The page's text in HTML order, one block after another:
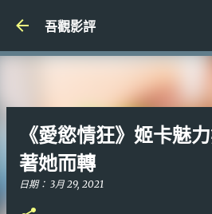
吾觀影評
《愛慾情狂》姬卡魅
著她而轉
日期： 3月 29, 2021